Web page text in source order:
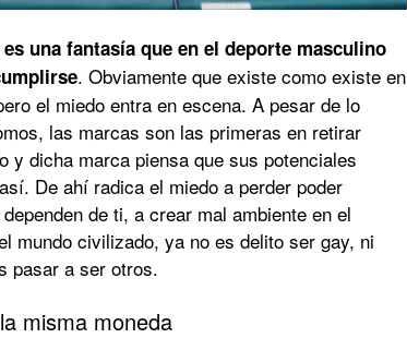
es una fantasía que en el deporte masculino
. Obviamente que existe como existe en
el miedo entra en escena. A pesar de lo
las marcas son las primeras en retirar
y dicha marca piensa que sus potenciales
De ahí radica el miedo a perder poder
de ti, a crear mal ambiente en el
mundo civilizado, ya no es delito ser gay, ni
pasar a ser otros.
misma moneda